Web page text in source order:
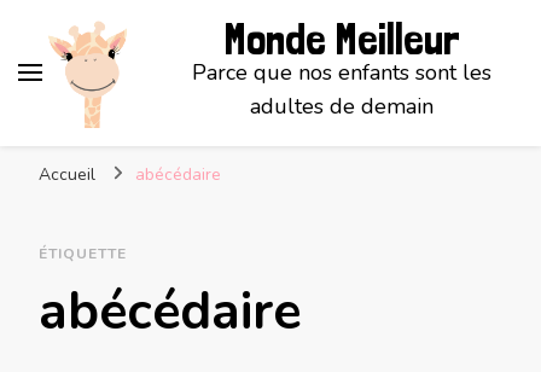
Monde Meilleur
Parce que nos enfants sont les
adultes de demain
Accueil abécédaire
ÉTIQUETTE
abécédaire